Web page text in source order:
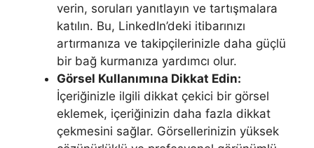
verin, soruları yanıtlayın ve tartışmalara
katılın. Bu, LinkedIn’deki itibarınızı
artırmanıza ve takipçilerinizle daha güçlü
bir bağ kurmanıza yardımcı olur.
Görsel Kullanımına Dikkat Edin:
İçeriğinizle ilgili dikkat çekici bir görsel
eklemek, içeriğinizin daha fazla dikkat
çekmesini sağlar. Görsellerinizin yüksek